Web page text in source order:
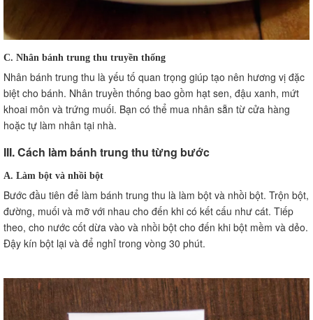
C. Nhân bánh trung thu truyền thống
Nhân bánh trung thu là yếu tố quan trọng giúp tạo nên hương vị đặc
biệt cho bánh. Nhân truyền thống bao gồm hạt sen, đậu xanh, mứt
khoai môn và trứng muối. Bạn có thể mua nhân sẵn từ cửa hàng
hoặc tự làm nhân tại nhà.
III. Cách làm bánh trung thu từng bước
A. Làm bột và nhồi bột
Bước đầu tiên để làm bánh trung thu là làm bột và nhồi bột. Trộn bột,
đường, muối và mỡ với nhau cho đến khi có kết cấu như cát. Tiếp
theo, cho nước cốt dừa vào và nhồi bột cho đến khi bột mềm và dẻo.
Đậy kín bột lại và để nghỉ trong vòng 30 phút.